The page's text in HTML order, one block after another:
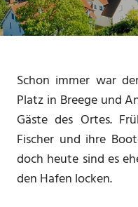
Schon immer war
Platz in Breege und
Gäste des Ortes.
Fischer und ihre
doch heute sind es
den Hafen locken.